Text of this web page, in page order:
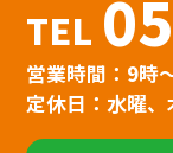
TEL
営業時間：9時
定休日：水曜、